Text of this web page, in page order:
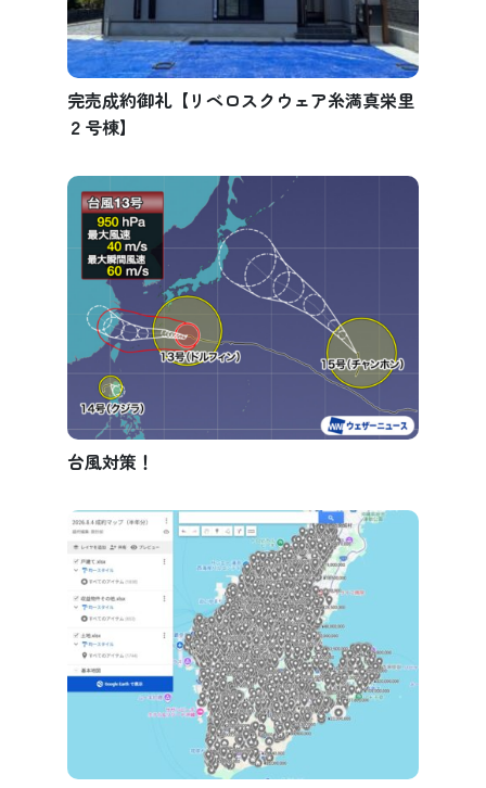
完売成約御礼【リベロスクウェア糸満真栄里
２号棟】
台風対策！